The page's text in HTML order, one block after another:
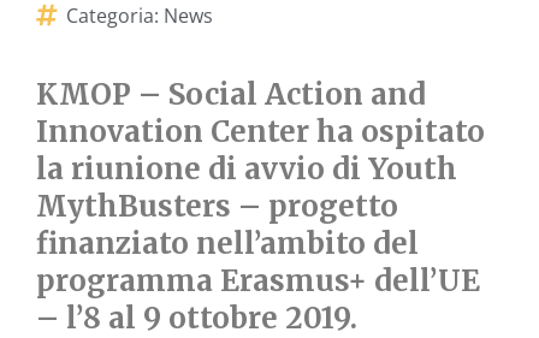
Categoria: News
KMOP – Social Action and
Innovation Center ha ospitato
la riunione di avvio di Youth
MythBusters – progetto
finanziato nell’ambito del
programma Erasmus+ dell’UE
– l’8 al 9 ottobre 2019.